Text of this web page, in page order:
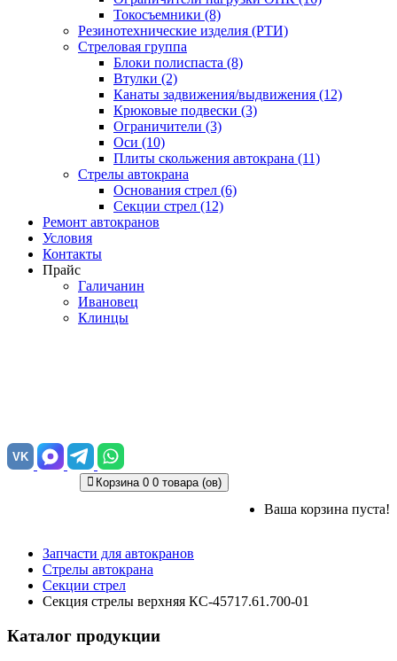
Токосъемники (8)
Резинотехнические изделия (РТИ)
Стреловая группа
Блоки полиспаста (8)
Втулки (2)
Канаты задвижения/выдвижения (12)
Крюковые подвески (3)
Ограничители (3)
Оси (10)
Плиты скольжения автокрана (11)
Стрелы автокрана
Основания стрел (6)
Секции стрел (12)
Ремонт автокранов
Условия
Контакты
Прайс
Галичанин
Ивановец
Клинцы
VK
Корзина 0 0 товара (ов)
Ваша корзина пуста!
Запчасти для автокранов
Стрелы автокрана
Секции стрел
Секция стрелы верхняя КС-45717.61.700-01
Каталог продукции